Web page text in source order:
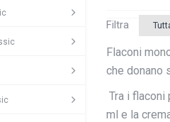
Filtra
Flaconi
che donano
Tra i flaconi
ml e la